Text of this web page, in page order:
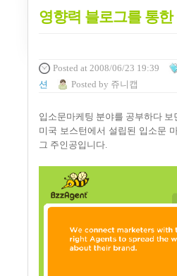
영향력 블로그를 통한
Posted at 2008/06/23 19:39
션
Posted by 쥬니캡
입소문마케팅 분야를 공부하다
미국 보스턴에서 설립된 입소문
그 주인공입니다.